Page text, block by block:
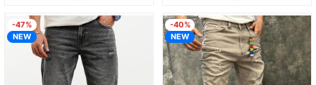
-47%
NEW
-40%
NEW